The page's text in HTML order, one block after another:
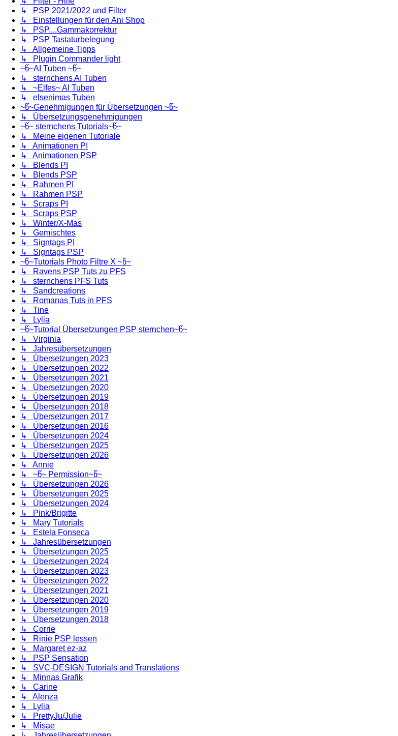
↳ PSP 2021/2022 und Filter
↳ Einstellungen für den Ani Shop
↳ PSP....Gammakorrektur
↳ PSP Tastaturbelegung
↳ Allgemeine Tipps
↳ Plugin Commander light
~წ~AI Tuben ~წ~
↳ sternchens AI Tuben
↳ ~Elfes~ AI Tuben
↳ elsenimas Tuben
~წ~Genehmigungen für Übersetzungen ~წ~
↳ Übersetzungsgenehmigungen
~წ~ sternchens Tutorials~წ~
↳ Meine eigenen Tutoriale
↳ Animationen PI
↳ Animationen PSP
↳ Blends PI
↳ Blends PSP
↳ Rahmen PI
↳ Rahmen PSP
↳ Scraps PI
↳ Scraps PSP
↳ Winter/X-Mas
↳ Gemischtes
↳ Signtags PI
↳ Signtags PSP
~წ~Tutorials Photo Filtre X ~წ~
↳ Ravens PSP Tuts zu PFS
↳ sternchens PFS Tuts
↳ Sandcreations
↳ Romanas Tuts in PFS
↳ Tine
↳ Lylia
~წ~Tutorial Übersetzungen PSP sternchen~წ~
↳ Virginia
↳ Jahresübersetzungen
↳ Übersetzungen 2023
↳ Übersetzungen 2022
↳ Übersetzungen 2021
↳ Übersetzungen 2020
↳ Übersetzungen 2019
↳ Übersetzungen 2018
↳ Übersetzungen 2017
↳ Übersetzungen 2016
↳ Übersetzungen 2024
↳ Übersetzungen 2025
↳ Übersetzungen 2026
↳ Annie
↳ ~წ~ Permission~წ~
↳ Übersetzungen 2026
↳ Übersetzungen 2025
↳ Übersetzungen 2024
↳ Pink/Brigitte
↳ Mary Tutorials
↳ Estela Fonseca
↳ Jahresübersetzungen
↳ Übersetzungen 2025
↳ Übersetzungen 2024
↳ Übersetzungen 2023
↳ Übersetzungen 2022
↳ Übersetzungen 2021
↳ Übersetzungen 2020
↳ Übersetzungen 2019
↳ Übersetzungen 2018
↳ Corrie
↳ Rinie PSP lessen
↳ Margaret ez-az
↳ PSP Sensation
↳ SVC-DESIGN Tutorials and Translations
↳ Minnas Grafik
↳ Carine
↳ Alenza
↳ Lylia
↳ PrettyJu/Julie
↳ Misae